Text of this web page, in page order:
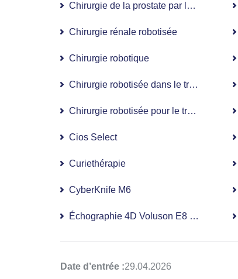
Chirurgie de la prostate par la méthode
Chirurgie rénale robotisée
Chirurgie robotique
Chirurgie robotisée dans le traitement
Chirurgie robotisée pour le traitement de
Cios Select
Curiethérapie
CyberKnife M6
Échographie 4D Voluson E8 Expert en
Date d’entrée :29.04.2026